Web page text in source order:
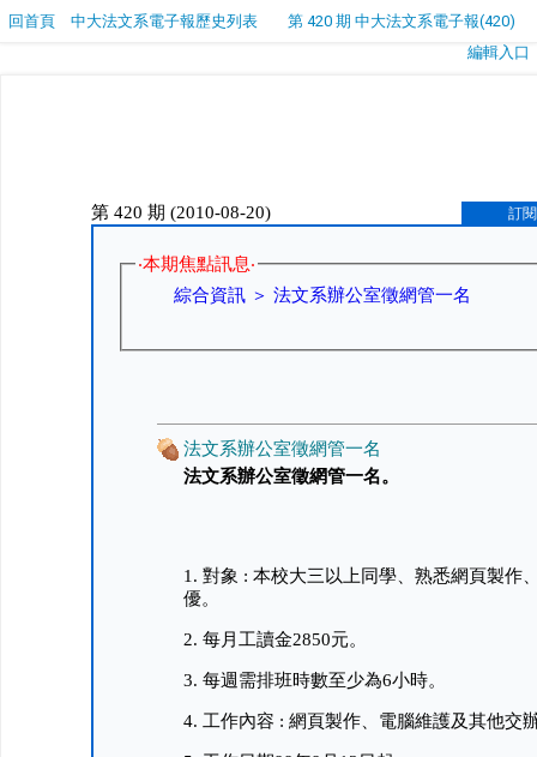
回首頁 中大法文系電子報歷史列表
第 420 期 中大法文系電子報(420)
編輯入口